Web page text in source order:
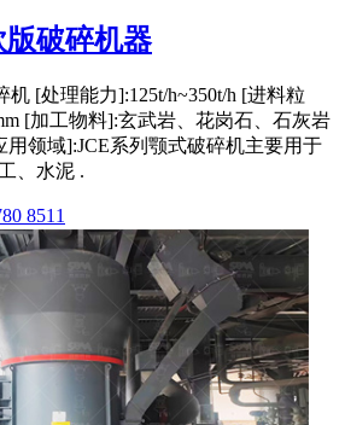
破碎机器
机 [处理能力]:125t/h~350t/h [进料粒
[加工物料]:玄武岩、花岗石、石灰岩
用领域]:JCE系列颚式破碎机主要用于
、水泥 .
8511